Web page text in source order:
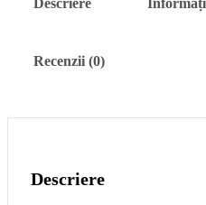
Recenzii (0)
Descriere